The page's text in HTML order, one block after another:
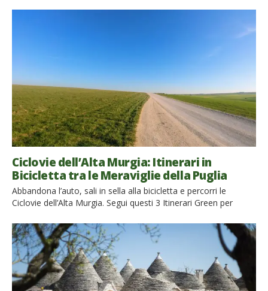
Ciclovie dell’Alta Murgia: Itinerari in
Bicicletta tra le Meraviglie della Puglia
Abbandona l’auto, sali in sella alla bicicletta e percorri le
Ciclovie dell’Alta Murgia. Segui questi 3 Itinerari Green per
territorio ricco di sorprese da scoprire e molto spesso per
poter ammirare questi gioielli nascosti bisogna intraprendere
dei viaggi alternativi, dimenticandosi dell’esistenza della
macchina e di qualsiasi altro […]